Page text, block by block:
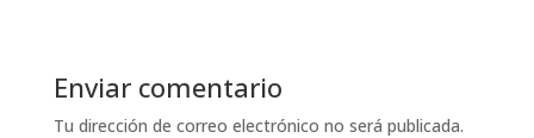
Enviar comentario
Tu dirección de correo electrónico no será publicada.